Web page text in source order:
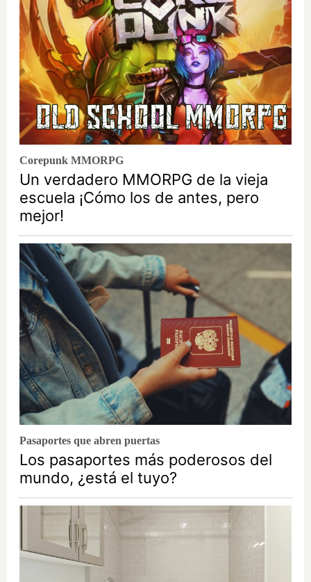
Corepunk MMORPG
Un verdadero MMORPG de la vieja
escuela ¡Cómo los de antes, pero
mejor!
Pasaportes que abren puertas
Los pasaportes más poderosos del
mundo, ¿está el tuyo?